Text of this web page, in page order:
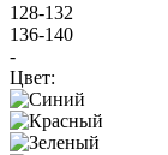
128-132
136-140
-
Цвет: